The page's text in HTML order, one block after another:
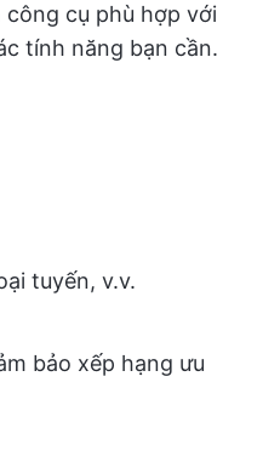
cụ phù hợp với
tính năng bạn cần.
tuyến, v.v.
bảo xếp hạng ưu